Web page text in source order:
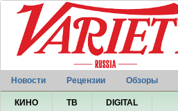
Новости Рецензии Обзоры
КИНО ТВ DIGITAL